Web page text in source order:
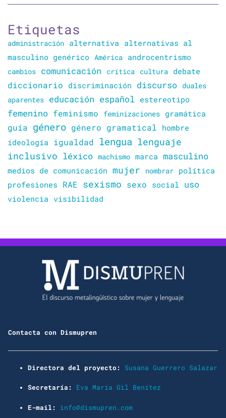
Etiquetas
administración alternativa alternativas al
masculino genérico
América androcentrismo
cambios comunicación crítica cultura debate
diccionario discriminación discurso duales
aparentes educación español estereotipo
femenino feminismo feminizaciones gramática
guía género género gramatical hombre
ideología igualdad lengua lenguaje
inclusivo léxico machismo marca masculino
medios de comunicación mujer nombrar política
profesiones RAE sexismo sexo social uso
violencia visibilidad
Contacta con Dismupren
Directora del proyecto: Susana Guerrero Salazar
Secretaría: Eva María Gil Benítez
E-mail: info@dismupren.com